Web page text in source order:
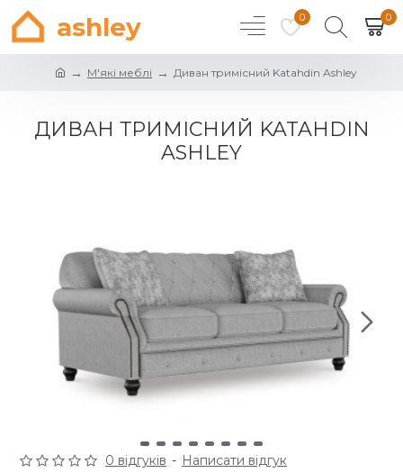
ashley 0 0
М'які меблі Диван тримісний Katahdin Ashley
ДИВАН ТРИМІСНИЙ KATAHDIN
ASHLEY
0 відгуків - Написати відгук